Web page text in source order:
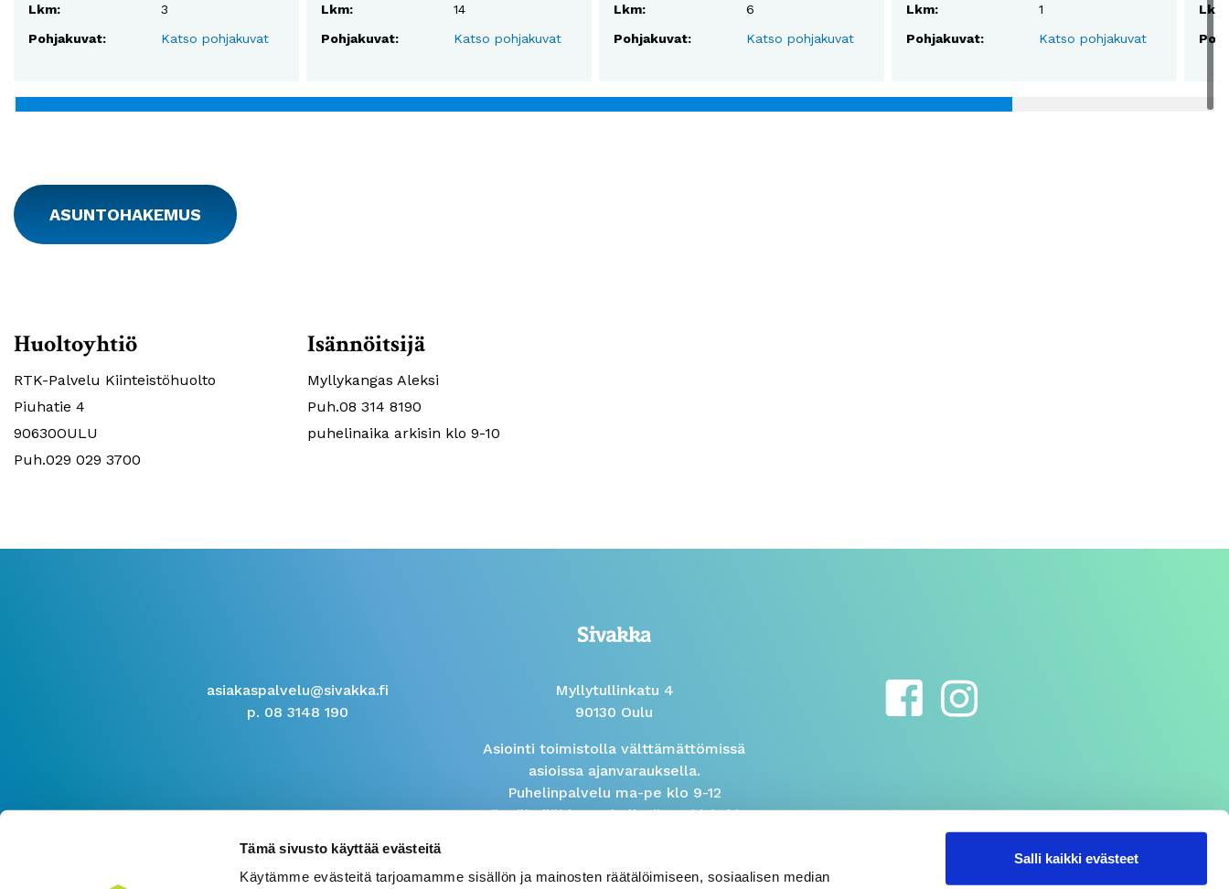
Tämä sivusto käyttää evästeitä
Käytämme evästeitä tarjoamamme sisällön ja mainosten räätälöimiseen, sosiaalisen median
Salli kaikki evästeet
Lkm:
3
Pohjakuvat:
Katso pohjakuvat
Lkm:
14
Pohjakuvat:
Katso pohjakuvat
Lkm:
6
Pohjakuvat:
Katso pohjakuvat
Lkm:
1
Pohjakuvat:
Katso pohjakuvat
ASUNTOHAKEMUS
Huoltoyhtiö
RTK-Palvelu Kiinteistöhuolto
Piuhatie 4
90630OULU
Puh.029 029 3700
Isännöitsijä
Myllykangas Aleksi
Puh.08 314 8190
puhelinaika arkisin klo 9-10
asiakaspalvelu@sivakka.fi
p. 08 3148 190
Myllytullinkatu 4
90130 Oulu
Asiointi toimistolla välttämättömissä
asioissa ajanvarauksella.
Puhelinpalvelu ma-pe klo 9-12
Isännöitsijöiden puhelinaika arkisin klo